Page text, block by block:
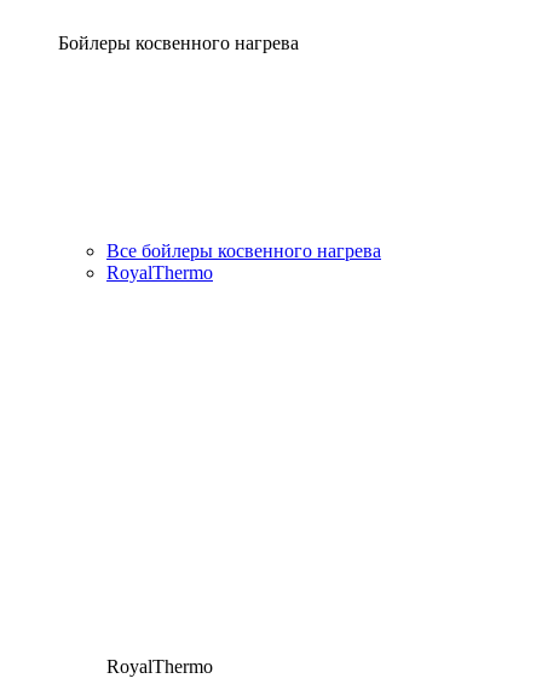
Бойлеры косвенного нагрева
Все бойлеры косвенного нагрева
RoyalThermo
RoyalThermo